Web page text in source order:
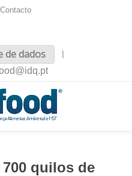
Contacto
de dados
|
quilos de